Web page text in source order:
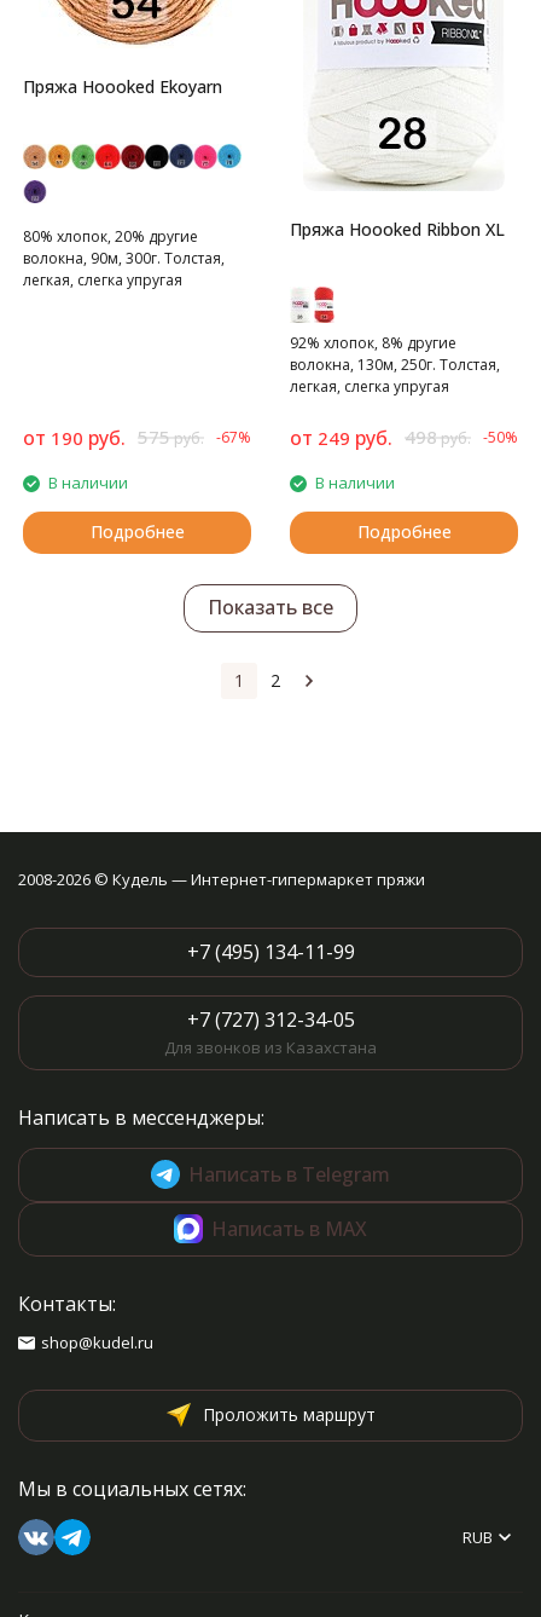
Пряжа Hoooked Ekoyarn
80% хлопок, 20% другие
волокна, 90м, 300г. Толстая,
легкая, слегка упругая
от 190 руб. 575руб. -67%
В наличии
Подробнее
Пряжа Hoooked Ribbon XL
92% хлопок, 8% другие
волокна, 130м, 250г. Толстая,
легкая, слегка упругая
от 249 руб. 498руб. -50%
В наличии
Подробнее
Показать все
1 2
2008-2026 © Кудель — Интернет-гипермаркет пряжи
+7 (495) 134-11-99
+7 (727) 312-34-05
Для звонков из Казахстана
Написать в мессенджеры:
Написать в Telegram
Написать в MAX
Контакты:
shop@kudel.ru
Проложить маршрут
Мы в социальных сетях:
RUB